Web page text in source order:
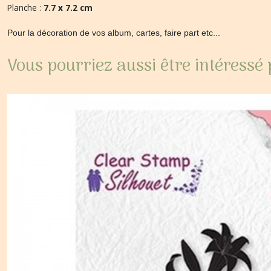
Planche : 7.7 x 7.2 cm
Pour la décoration de vos album, cartes, faire part etc...
Vous pourriez aussi être intéressé